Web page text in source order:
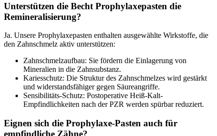
Unterstützen die Becht Prophylaxepasten die
Remineralisierung?
Ja. Unsere Prophylaxepasten enthalten ausgewählte Wirkstoffe, die
den Zahnschmelz aktiv unterstützen:
Zahnschmelzaufbau: Sie fördern die Einlagerung von
Mineralien in die Zahnsubstanz.
Kariesschutz: Die Struktur des Zahnschmelzes wird gestärkt
und widerstandsfähiger gegen Säureangriffe.
Sensibilitäts-Schutz: Postoperative Heiß-Kalt-
Empfindlichkeiten nach der PZR werden spürbar reduziert.
Eignen sich die Prophylaxe-Pasten auch für
empfindliche Zähne?